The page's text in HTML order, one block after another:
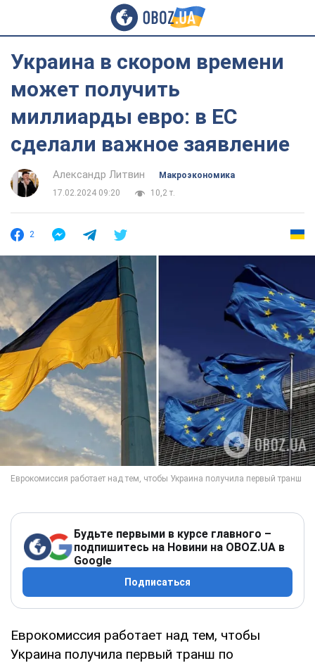
Украина в скором времени
может получить
миллиарды евро: в ЕС
сделали важное заявление
Александр Литвин
Mакроэкономика
17.02.2024 09:20
10,2 т.
2
Будьте первыми в курсе главного –
подпишитесь на Новини на OBOZ.UA в
Google
Подписаться
Еврокомиссия работает над тем, чтобы
Украина получила первый транш по